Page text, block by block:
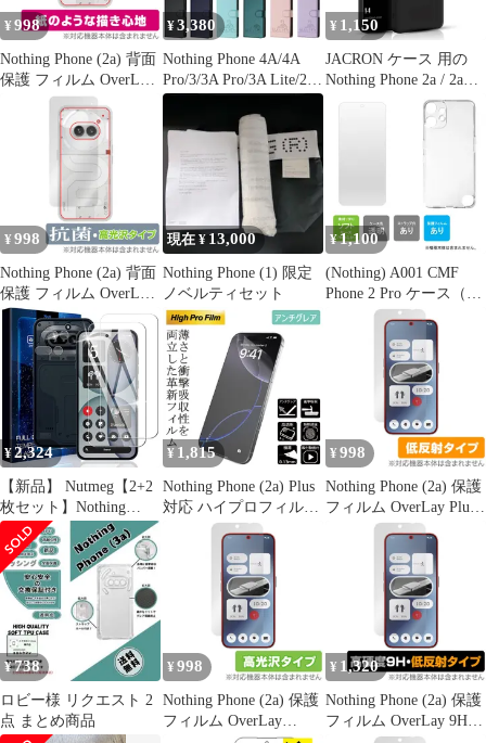
3167
¥ 998
Nothing Phone (2a) 背面
保護 フィルム OverLay
Paper ナッシング スマ
ホ用保護フィルム ザラ
ザラした手触り ホール
¥3,380
Nothing Phone 4A/4A
Pro/3/3A Pro/3A Lite/2A
用 高級レザー製スマホ
ケース 財布
¥ 1,150
JACRON ケース 用の
Nothing Phone 2a / 2a
Plus ケース スマホケー
ス シリコン オッポ リ
ノ 耐衝撃 ソフト 黒 薄
Plus カバー ブラック
(サイズ: LK7-D
¥ 998
Nothing Phone (2a) 背面
保護 フィルム OverLay
抗菌 Brilliant ナッシン
グ スマホ用保護フィル
ム Hydro Ag+ 抗ウイル
ス 高光沢タイプ
現在 ¥ 13,000
Nothing Phone (1) 限定
ノベルティセット
¥1,100
(Nothing) A001 CMF
Phone 2 Pro ケース（カ
バー） 保護フィルム セ
トカバー 本体 保護 耐
衝撃 透明 クリア TPU
ピクセル 10a 無地ケー
¥2,324
【新品】 Nutmeg【2+2
枚セット】Nothing
Phone 4A ガラスフィル
ム + Nothing Phone 4A
レンズフィルム Nothing
Phone 4A フィルム 保護
フィルム 強化ガラス 日
本製旭硝子採用 高透過
率 耐衝撃 気泡防 1
¥ 1,815
Nothing Phone (2a) Plus
対応 ハイプロフィルム
アンチグレア
¥ 998
Nothing Phone (2a) 保護
フィルム OverLay Plus
ナッシング スマホ用保
ンチグレア 反射防止 非
光沢 指紋防止
¥738
ロビー様 リクエスト 2
点 まとめ商品
¥ 998
Nothing Phone (2a) 保護
フィルム OverLay
¥ 1,320
Nothing Phone (2a) 保護
フィルム OverLay 9H